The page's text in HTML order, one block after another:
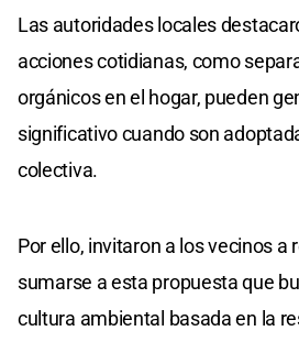
Las autoridades locales
acciones cotidianas, como
orgánicos en el hogar, pueden
significativo cuando son
colectiva.
Por ello, invitaron a los vecinos a
sumarse a esta propuesta que
cultura ambiental basada en la